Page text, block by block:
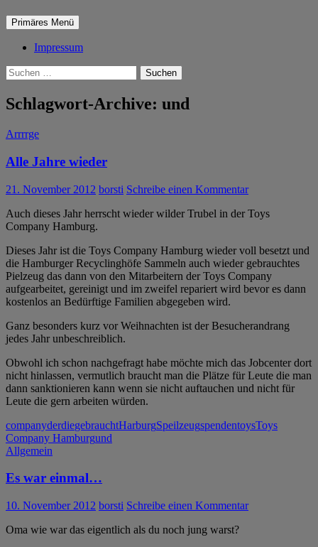
Suchen
Primäres Menü
springen
Impressum
Suchen
nach:
Schlagwort-Archive: und
Arrrrge
Alle Jahre wieder
21. November 2012 borsti Schreibe einen Kommentar
Auch dieses Jahr herrscht wieder wilder Trubel in der Toys
Company Hamburg.
Dieses Jahr ist die Toys Company Hamburg wieder voll besetzt und
die Hamburger Recyclinghöfe Sammeln auch wieder gebrauchtes
Pielzeug das dann von den Mitarbeitern der Toys Company
aufgearbeitet, gereinigt und im zweifel repariert wird bevor es dann
kostenlos an Bedürftige Familien abgegeben wird.
Ganz besonders kurz vor Weihnachten ist der Besucherandrang
jedes Jahr unbeschreiblich.
Obwohl ich schon nachgefragt habe möchte mich das Jobcenter dort
nicht hinlassen, vermutlich braucht man die Plätze für Leute die man
dann sanktionieren kann wenn sie nicht auftauchen und nicht für
Leute die gern arbeiten würden.
companyderdiegebrauchtHarburgSpeilzeugspendentoysToys
Company Hamburgund
Allgemein
Es war einmal…
10. November 2012 borsti Schreibe einen Kommentar
Oma wie war das eigentlich als du noch jung warst?